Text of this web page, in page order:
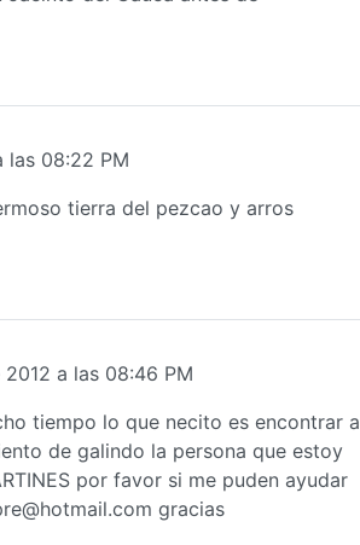
las 08:22 PM
tierra del pezcao y arros
a las 08:46 PM
tiempo lo que necito es encontrar a
de galindo la persona que estoy
por favor si me puden ayudar
gracias